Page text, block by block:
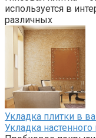
используется в
различных
Укладка плитки в
Укладка